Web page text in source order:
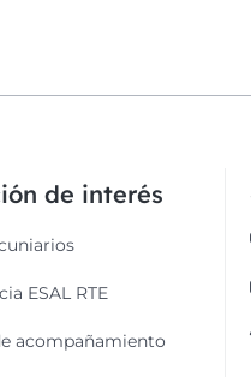
de interés
ESAL RTE
acompañamiento